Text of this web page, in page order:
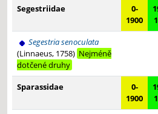
Segestriidae
0-
1900
Segestria senoculata
(Linnaeus, 1758) Nejméně
dotčené druhy
Sparassidae
0-
1900